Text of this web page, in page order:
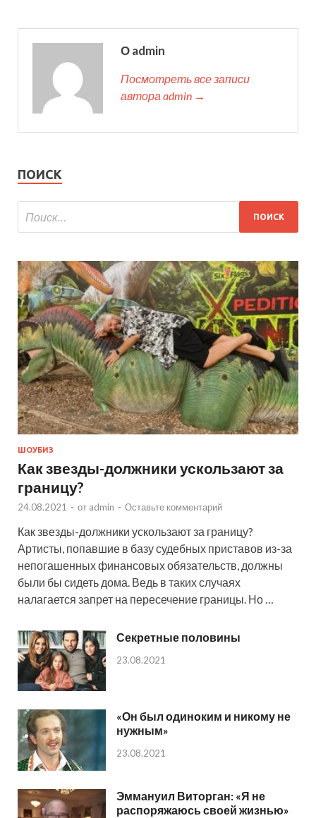
О admin
Посмотреть все записи
автора admin →
ПОИСК
ШОУБИЗ
Как звезды-должники ускользают за
границу?
24.08.2021 - от admin - Оставьте комментарий
Как звезды-должники ускользают за границу?
Артисты, попавшие в базу судебных приставов из-за
непогашенных финансовых обязательств, должны
были бы сидеть дома. Ведь в таких случаях
налагается запрет на пересечение границы. Но …
Секретные половины
23.08.2021
«Он был одиноким и никому не
нужным»
23.08.2021
Эммануил Виторган: «Я не
распоряжаюсь своей жизнью»